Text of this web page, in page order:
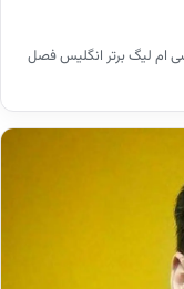
ام لیگ برتر انگلیس فصل